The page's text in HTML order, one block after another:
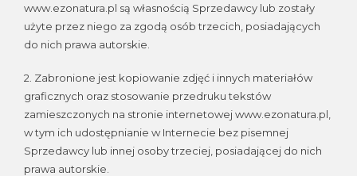
www.ezonatura.pl są własnością Sprzedawcy lub zostały
użyte przez niego za zgodą osób trzecich, posiadających
do nich prawa autorskie.
2. Zabronione jest kopiowanie zdjęć i innych materiałów
graficznych oraz stosowanie przedruku tekstów
zamieszczonych na stronie internetowej www.ezonatura.pl,
w tym ich udostępnianie w Internecie bez pisemnej
Sprzedawcy lub innej osoby trzeciej, posiadającej do nich
prawa autorskie.